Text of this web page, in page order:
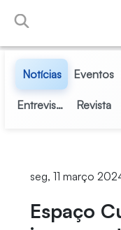
Pular para o
Notícias Eventos
Entrevistas Revista
seg, 11 março
Espaço